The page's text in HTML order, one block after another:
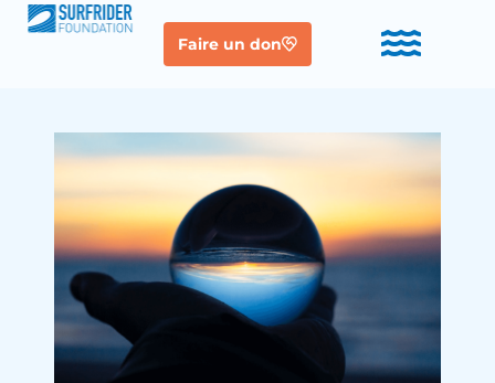
Faire un don